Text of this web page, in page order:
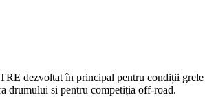
dezvoltat în principal pentru condiții grele
drumului si pentru competiția off-road.